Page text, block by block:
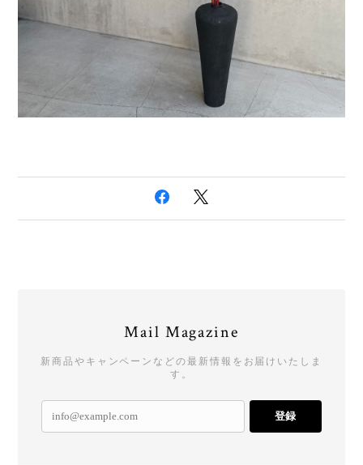
Mail Magazine
新商品やキャンペーンなどの最新情報をお届けいたしま
す。
登録